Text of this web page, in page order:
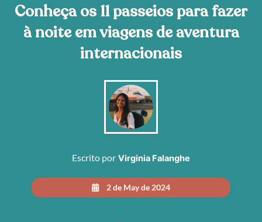
Conheça os 11 passeios para fazer
à noite em viagens de aventura
internacionais
Escrito por Virginia Falanghe
2 de May de 2024